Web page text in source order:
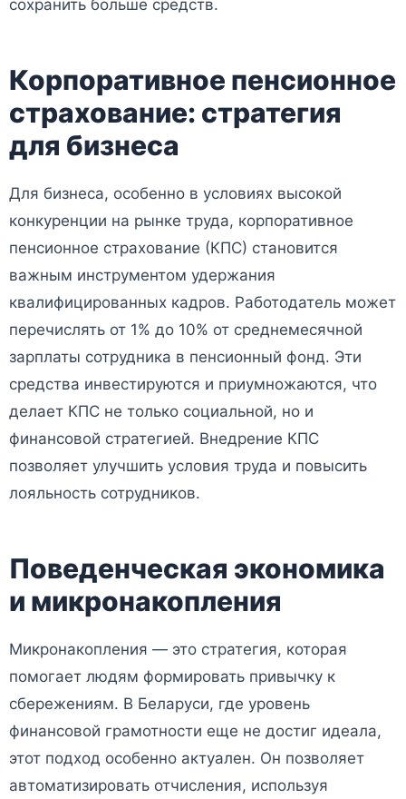
сохранить больше средств.
Корпоративное пенсионное
страхование: стратегия
для бизнеса
Для бизнеса, особенно в условиях высокой
конкуренции на рынке труда, корпоративное
пенсионное страхование (КПС) становится
важным инструментом удержания
квалифицированных кадров. Работодатель может
перечислять от 1% до 10% от среднемесячной
зарплаты сотрудника в пенсионный фонд. Эти
средства инвестируются и приумножаются, что
делает КПС не только социальной, но и
финансовой стратегией. Внедрение КПС
позволяет улучшить условия труда и повысить
лояльность сотрудников.
Поведенческая экономика
и микронакопления
Микронакопления — это стратегия, которая
помогает людям формировать привычку к
сбережениям. В Беларуси, где уровень
финансовой грамотности еще не достиг идеала,
этот подход особенно актуален. Он позволяет
автоматизировать отчисления, используя